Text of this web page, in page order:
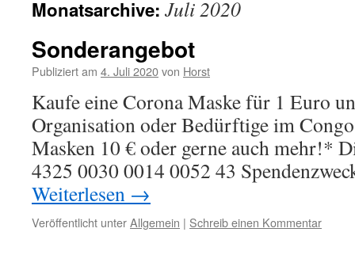
Monatsarchive: Juli 2020
Sonderangebot
Publiziert am 4. Juli 2020von Horst
Kaufe eine Corona Maske für 1 Euro
Organisation oder Bedürftige im
Masken 10 € oder gerne auch mehr!*
4325 0030 0014 0052 43
Weiterlesen →
Veröffentlicht unterAllgemein | Schreib einen Kommentar